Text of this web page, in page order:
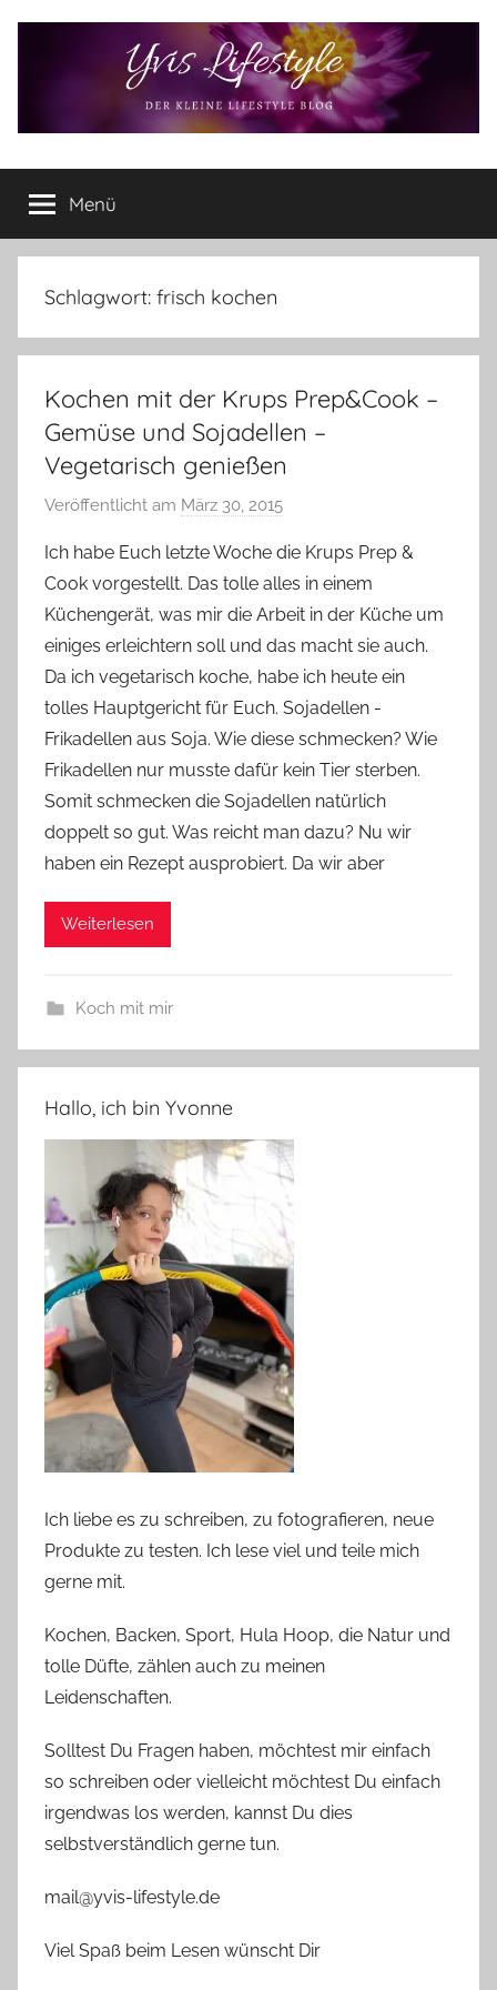
Yvis
Lifestyle
Lifestyle
Blog
–
Lifestyle,
Produkttests
vieles
mehr
Menü
Schlagwort: frisch kochen
Kochen mit der Krups Prep&Cook –
Gemüse und Sojadellen –
Vegetarisch genießen
Veröffentlicht am März 30, 2015
n
Y
v
o
n
n
e
Ich habe Euch letzte Woche die Krups Prep &
Cook vorgestellt. Das tolle alles in einem
Küchengerät, was mir die Arbeit in der Küche um
einiges erleichtern soll und das macht sie auch.
Da ich vegetarisch koche, habe ich heute ein
tolles Hauptgericht für Euch. Sojadellen -
Frikadellen aus Soja. Wie diese schmecken? Wie
Frikadellen nur musste dafür kein Tier sterben.
Somit schmecken die Sojadellen natürlich
doppelt so gut. Was reicht man dazu? Nu wir
haben ein Rezept ausprobiert. Da wir aber
Weiterlesen
Koch mit mir
Hallo, ich bin Yvonne
Ich liebe es zu schreiben, zu fotografieren, neue
Produkte zu testen. Ich lese viel und teile mich
gerne mit.
Kochen, Backen, Sport, Hula Hoop, die Natur und
tolle Düfte, zählen auch zu meinen
Leidenschaften.
Solltest Du Fragen haben, möchtest mir einfach
so schreiben oder vielleicht möchtest Du einfach
irgendwas los werden, kannst Du dies
selbstverständlich gerne tun.
mail@yvis-lifestyle.de
Viel Spaß beim Lesen wünscht Dir